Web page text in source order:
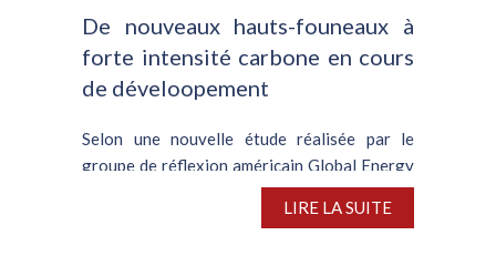
De nouveaux hauts-founeaux à
forte intensité carbone en cours
de déveloopement
Selon une nouvelle étude réalisée par le
groupe de réflexion américain Global Energy
Monitor (GEM), de nouveaux hauts-
fourneaux à forte intensité carbone, dont la
LIRE LA SUITE